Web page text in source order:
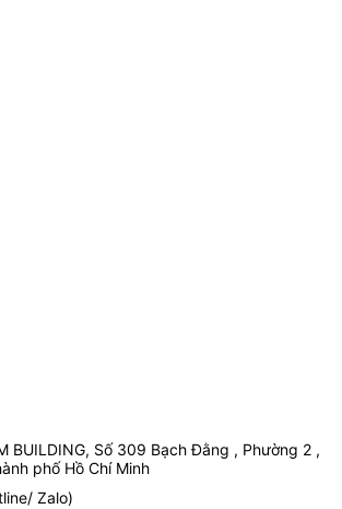
BUILDING, Số 309 Bạch Đằng , Phường 2 ,
phố Hồ Chí Minh
Zalo)